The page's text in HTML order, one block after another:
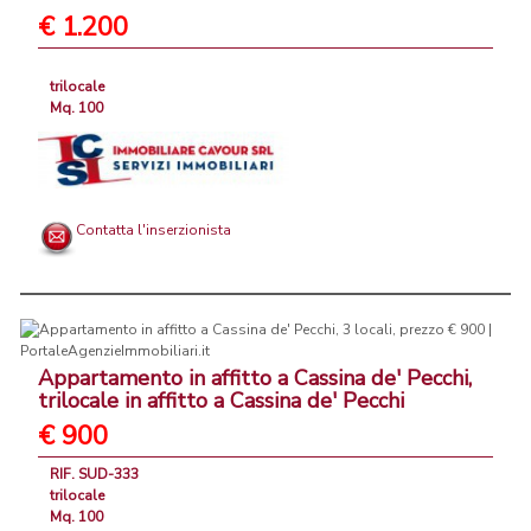
€ 1.200
trilocale
Mq. 100
Contatta l'inserzionista
Appartamento in affitto a Cassina de' Pecchi,
trilocale in affitto a Cassina de' Pecchi
€ 900
RIF. SUD-333
trilocale
Mq. 100